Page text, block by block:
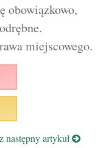
obowiązkowo,
miejscowego.
następny artykuł